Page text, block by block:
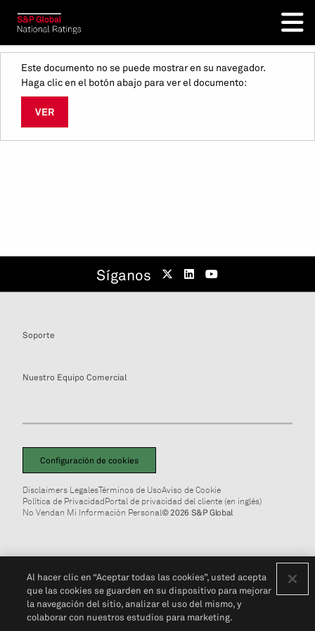
Este documento no se puede mostrar en su navegador.
Haga clic en el botón abajo para ver el documento:
VER
Síganos
Soporte
Nuestro Equipo Comercial
Configuración de cookies
Disclaimers LegalesTérminos de UsoAviso de Cookie
Política de PrivacidadPortal de privacidad del cliente (en inglés)
No Vendan Mi Información Personal© 2026 S&P Global
Al hacer clic en “Aceptar todas las cookies”, usted acepta
que las cookies se guarden en su dispositivo para mejorar
la navegación del sitio, analizar el uso del mismo, y
colaborar con nuestros estudios para marketing.